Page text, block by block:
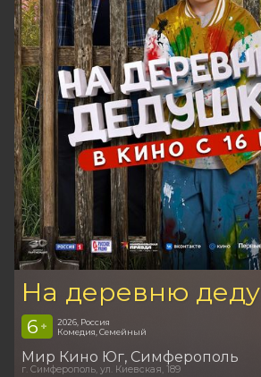
На деревню
6 +
2026, Россия
Комедия, Семейный
Мир Кино Юг Симферополь
г. Симферополь, ул. Киевская, 189